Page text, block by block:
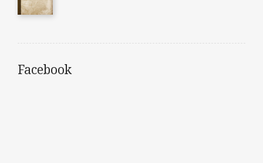
Facebook